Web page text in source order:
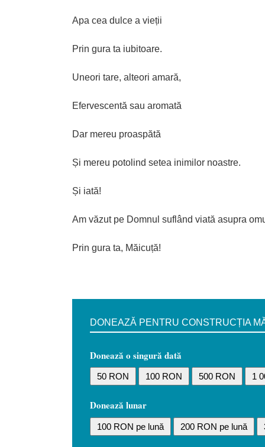
Apa cea dulce a vieții
Prin gura ta iubitoare.
Uneori tare, alteori amară,
Efervescentă sau aromată
Dar mereu proaspătă
Și mereu potolind setea inimilor noastre.
Și iată!
Am văzut pe Domnul suflând viată asupra
Prin gura ta, Măicuță!
DONEAZĂ PENTRU CONSTRUCȚIA
Donează o singură dată
50 RON 100 RON 500 RON 1
Donează lunar
100 RON pe lună 200 RON pe lună